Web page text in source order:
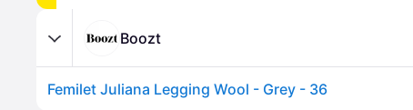
Boozt
Femilet Juliana Legging Wool - Grey - 36